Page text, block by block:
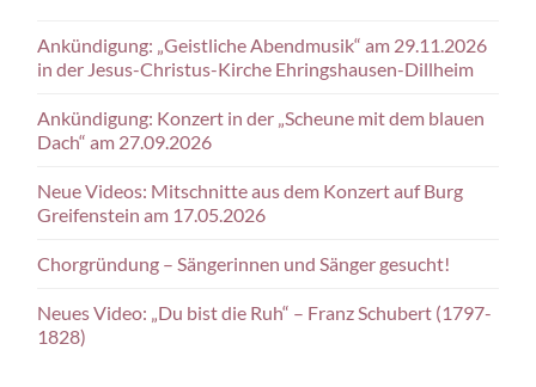
Ankündigung: „Geistliche Abendmusik“ am 29.11.2026
in der Jesus-Christus-Kirche Ehringshausen-Dillheim
Ankündigung: Konzert in der „Scheune mit dem blauen
Dach“ am 27.09.2026
Neue Videos: Mitschnitte aus dem Konzert auf Burg
Greifenstein am 17.05.2026
Chorgründung – Sängerinnen und Sänger gesucht!
Neues Video: „Du bist die Ruh“ – Franz Schubert (1797-
1828)